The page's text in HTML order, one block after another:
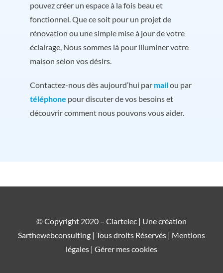
pouvez créer un espace à la fois beau et
fonctionnel. Que ce soit pour un projet de
rénovation ou une simple mise à jour de votre
éclairage, Nous sommes là pour illuminer votre
maison selon vos désirs.
Contactez-nous dès aujourd’hui par mailou par
téléphone pour discuter de vos besoins et
découvrir comment nous pouvons vous aider.
© Copyright 2020 – Clartelec | Une création
Sarthewebconsulting | Tous droits Réservés | Mentions
légales | Gérer mes cookies